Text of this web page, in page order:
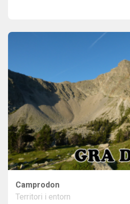
Camprodon
Territori i entorn